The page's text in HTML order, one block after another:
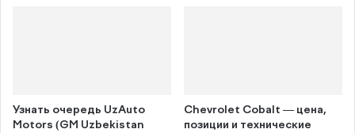
Узнать очередь UzAuto
Motors (GM Uzbekistan
Chevrolet Cobalt — цена,
позиции и технические